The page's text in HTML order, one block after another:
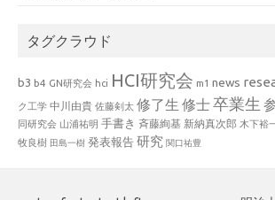
タグクラウド
b3 b4 GN研究会 hci HCI研究会 m1 news
ク工学 中川由貴 佐藤剣太 修了生 修士卒業生
同研究会 山浦祐明 手書き 斉藤絢基 新納真次郎 木下裕
牧良樹 田島一樹 発表報告 研究 関口祐豊